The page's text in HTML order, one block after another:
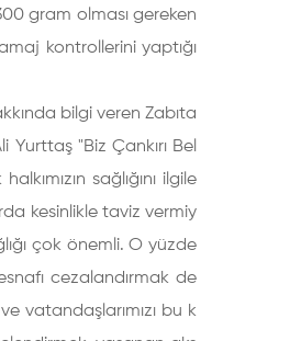
gram olması gereken
kontrollerini yaptığı
bilgi veren Zabıta
Yurttaş "Biz Çankırı Bel
sağlığını ilgile
kesinlikle taviz vermiy
çok önemli. O yüzde
cezalandırmak de
ve vatandaşlarımızı bu k